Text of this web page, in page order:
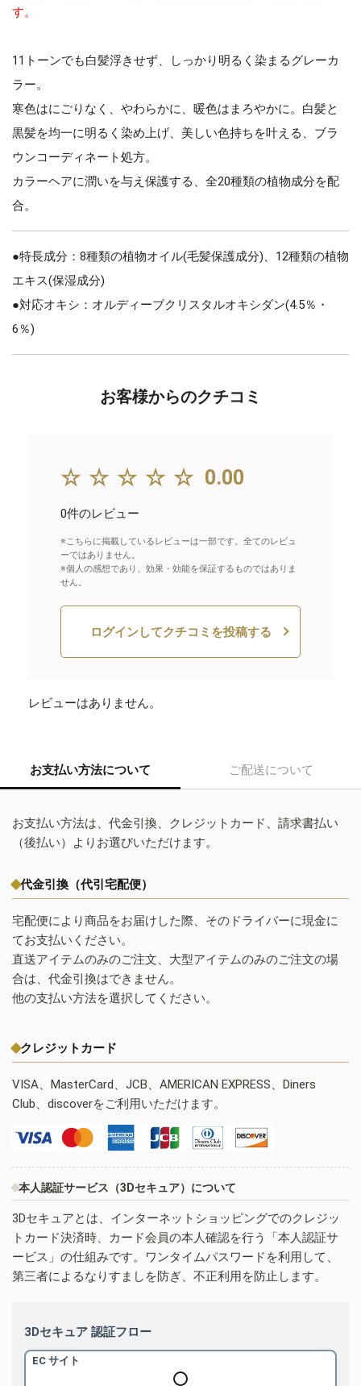
す。
11トーンでも白髪浮きせず、しっかり明るく染まるグレーカ
ラー。
寒色はにごりなく、やわらかに、暖色はまろやかに。白髪と
黒髪を均一に明るく染め上げ、美しい色持ちを叶える、ブラ
ウンコーディネート処方。
カラーヘアに潤いを与え保護する、全20種類の植物成分を配
合。
●特長成分：8種類の植物オイル(毛髪保護成分)、12種類の植物
エキス(保湿成分)
●対応オキシ：オルディーブクリスタルオキシダン(4.5％・
6％)
お客様からのクチコミ
☆☆☆☆☆ 0.00
0件のレビュー
※こちらに掲載しているレビューは一部です。全てのレビュ
ーではありません。
※個人の感想であり、効果・効能を保証するものではありま
せん。
ログインしてクチコミを投稿する
レビューはありません。
お支払い方法について ご配送について
お支払い方法は、代金引換、クレジットカード、請求書払い
（後払い）よりお選びいただけます。
代金引換（代引宅配便）
宅配便により商品をお届けした際、そのドライバーに現金に
てお支払いください。
直送アイテムのみのご注文、大型アイテムのみのご注文の場
合は、代金引換はできません。
他の支払い方法を選択してください。
クレジットカード
VISA、MasterCard、JCB、AMERICAN EXPRESS、Diners
Club、discoverをご利用いただけます。
本人認証サービス（3Dセキュア）について
3Dセキュアとは、インターネットショッピングでのクレジッ
トカード決済時、カード会員の本人確認を行う「本人認証サ
ービス」の仕組みです。ワンタイムパスワードを利用して、
第三者によるなりすましを防ぎ、不正利用を防止します。
3Dセキュア 認証フロー
EC サイト